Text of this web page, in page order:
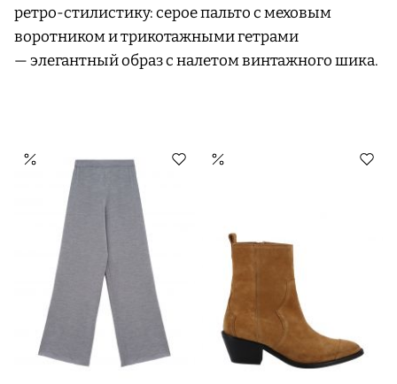
ретро-стилистику: серое пальто с меховым
воротником и трикотажными гетрами
— элегантный образ с налетом винтажного шика.